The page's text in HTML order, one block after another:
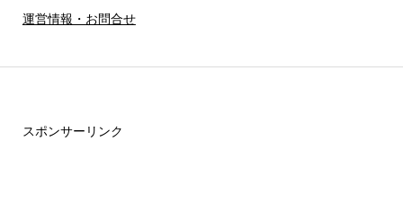
運営情報・お問合せ
スポンサーリンク